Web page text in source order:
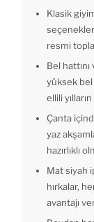
Klasik
resmi
Bel
yüksek
ellili
Çanta
yaz
hazırlıklı
Mat siyah
hırkalar,
avantajı